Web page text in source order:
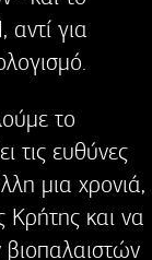
για
το
τις ευθύνες
μια χρονιά,
Κρήτης και να
βιοπαλαιστών